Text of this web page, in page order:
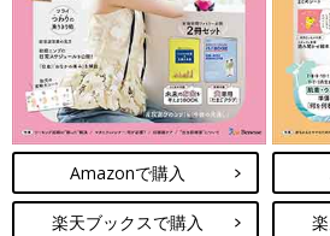
いと思えれば気が楽になるはずです。
くちゃダメという思い込みが一歩踏み
れません。
オープンにと言われているから、プラ
なくちゃいけないと思いがちですが、
も守ってよいことを前提にして、でき
ないでしょうか。
Amazonで購入
楽天ブックスで購入